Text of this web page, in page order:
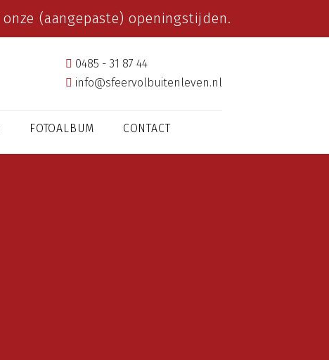
onze (aangepaste) openingstijden.
0485 - 31 87 44
info@sfeervolbuitenleven.nl
FOTOALBUM CONTACT